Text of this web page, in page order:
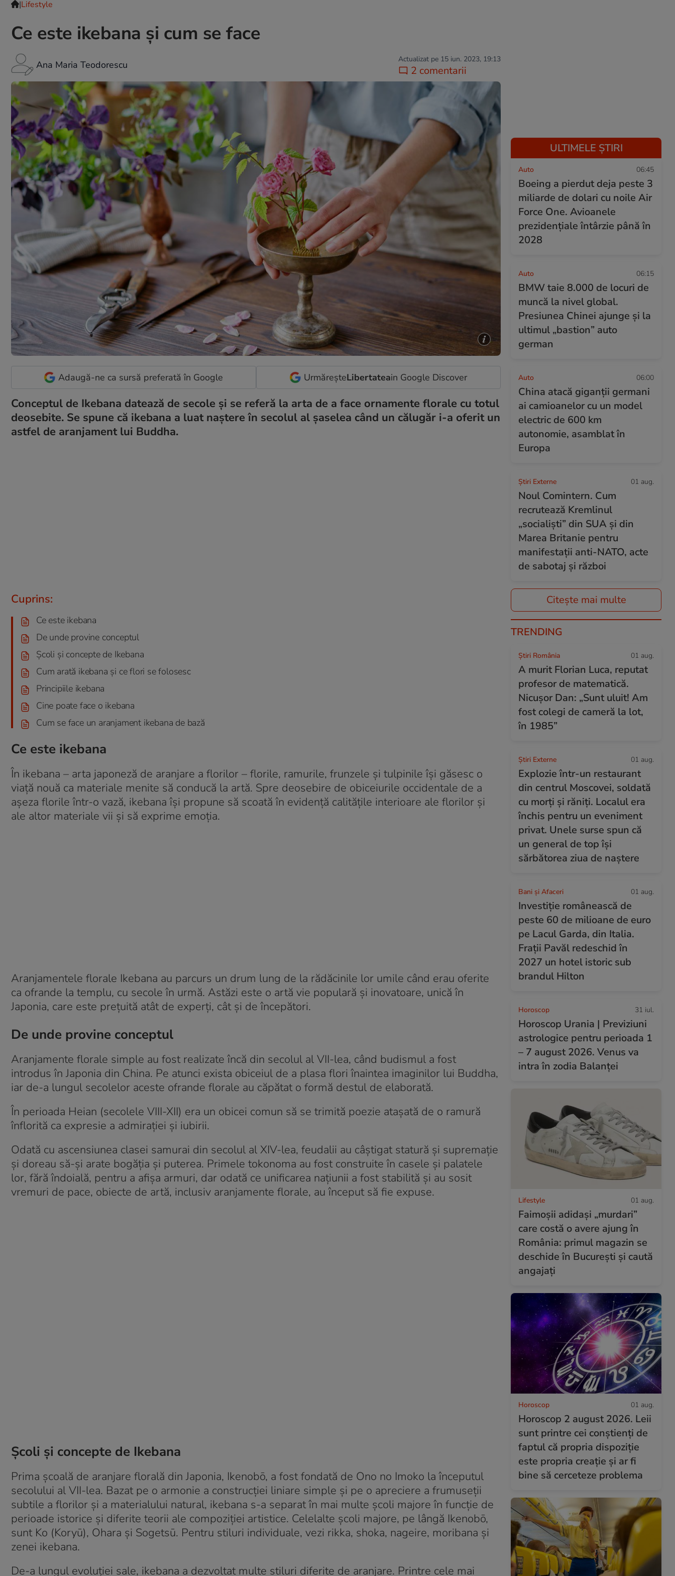
|Lifestyle
Ce este ikebana și cum se face
Ana Maria Teodorescu Actualizat pe 15 iun. 2023, 19:13
2 comentarii
Adaugă-ne ca sursă preferată în Google UrmăreșteLibertateain Google Discover
Conceptul de Ikebana datează de secole și se referă la arta de a face ornamente florale cu totul
deosebite. Se spune că ikebana a luat naștere în secolul al șaselea când un călugăr i-a oferit un
astfel de aranjament lui Buddha.
Cuprins:
Ce este ikebana
De unde provine conceptul
Școli și concepte de Ikebana
Cum arată ikebana și ce flori se folosesc
Principiile ikebana
Cine poate face o ikebana
Cum se face un aranjament ikebana de bază
Ce este ikebana
În ikebana – arta japoneză de aranjare a florilor – florile, ramurile, frunzele și tulpinile își găsesc o
viață nouă ca materiale menite să conducă la artă. Spre deosebire de obiceiurile occidentale de a
așeza florile într-o vază, ikebana își propune să scoată în evidență calitățile interioare ale florilor și
ale altor materiale vii și să exprime emoția.
Aranjamentele florale Ikebana au parcurs un drum lung de la rădăcinile lor umile când erau oferite
ca ofrande la templu, cu secole în urmă. Astăzi este o artă vie populară și inovatoare, unică în
Japonia, care este prețuită atât de experți, cât și de începători.
De unde provine conceptul
Aranjamente florale simple au fost realizate încă din secolul al VII-lea, când budismul a fost
introdus în Japonia din China. Pe atunci exista obiceiul de a plasa flori înaintea imaginilor lui Buddha,
iar de-a lungul secolelor aceste ofrande florale au căpătat o formă destul de elaborată.
În perioada Heian (secolele VIII-XII) era un obicei comun să se trimită poezie atașată de o ramură
înflorită ca expresie a admirației și iubirii.
Odată cu ascensiunea clasei samurai din secolul al XIV-lea, feudalii au câștigat statură și supremație
și doreau să-și arate bogăția și puterea. Primele tokonoma au fost construite în casele și palatele
lor, fără îndoială, pentru a afișa armuri, dar odată ce unificarea națiunii a fost stabilită și au sosit
vremuri de pace, obiecte de artă, inclusiv aranjamente florale, au început să fie expuse.
Școli și concepte de Ikebana
Prima școală de aranjare florală din Japonia, Ikenobō, a fost fondată de Ono no Imoko la începutul
secolului al VII-lea. Bazat pe o armonie a construcției liniare simple și pe o apreciere a frumuseții
subtile a florilor și a materialului natural, ikebana s-a separat în mai multe școli majore în funcție de
perioade istorice și diferite teorii ale compoziției artistice. Celelalte școli majore, pe lângă Ikenobō,
sunt Ko (Koryū), Ohara și Sogetsū. Pentru stiluri individuale, vezi rikka, shoka, nageire, moribana și
zenei ikebana.
De-a lungul evoluției sale, ikebana a dezvoltat multe stiluri diferite de aranjare. Printre cele mai
ULTIMELE ȘTIRI
Auto 06:45
Boeing a pierdut deja peste 3
miliarde de dolari cu noile Air
Force One. Avioanele
prezidențiale întârzie până în
2028
Auto 06:15
BMW taie 8.000 de locuri de
muncă la nivel global.
Presiunea Chinei ajunge și la
ultimul „bastion” auto
german
Auto 06:00
China atacă giganții germani
ai camioanelor cu un model
electric de 600 km
autonomie, asamblat în
Europa
Știri Externe 01 aug.
Noul Comintern. Cum
recrutează Kremlinul
„socialiști” din SUA și din
Marea Britanie pentru
manifestații anti-NATO, acte
de sabotaj și război
Citește mai multe
TRENDING
Știri România 01 aug.
A murit Florian Luca, reputat
profesor de matematică.
Nicușor Dan: „Sunt uluit! Am
fost colegi de cameră la lot,
în 1985”
Știri Externe 01 aug.
Explozie într-un restaurant
din centrul Moscovei, soldată
cu morți și răniți. Localul era
închis pentru un eveniment
privat. Unele surse spun că
un general de top își
sărbătorea ziua de naștere
Bani și Afaceri 01 aug.
Investiție românească de
peste 60 de milioane de euro
pe Lacul Garda, din Italia.
Frații Pavăl redeschid în
2027 un hotel istoric sub
brandul Hilton
Horoscop 31 iul.
Horoscop Urania | Previziuni
astrologice pentru perioada 1
– 7 august 2026. Venus va
intra în zodia Balanței
Lifestyle 01 aug.
Faimoșii adidași „murdari”
care costă o avere ajung în
România: primul magazin se
deschide în București și caută
angajați
Horoscop 01 aug.
Horoscop 2 august 2026. Leii
sunt printre cei conștienți de
faptul că propria dispoziție
este propria creație și ar fi
bine să cerceteze problema